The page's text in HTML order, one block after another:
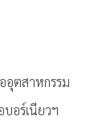
อุตสาหกรรม
อร์เนียวฯ